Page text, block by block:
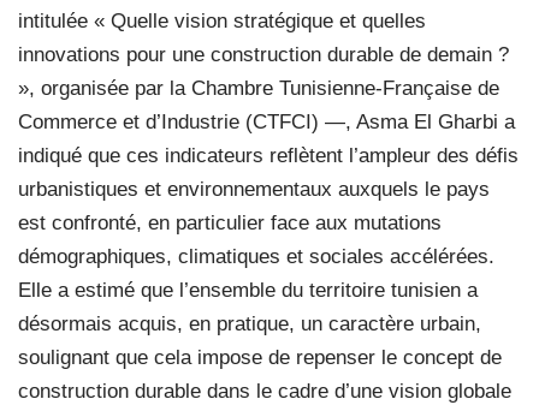
intitulée « Quelle vision stratégique et quelles
innovations pour une construction durable de demain ?
», organisée par la Chambre Tunisienne-Française de
Commerce et d’Industrie (CTFCI) —, Asma El Gharbi a
indiqué que ces indicateurs reflètent l’ampleur des défis
urbanistiques et environnementaux auxquels le pays
est confronté, en particulier face aux mutations
démographiques, climatiques et sociales accélérées.
Elle a estimé que l’ensemble du territoire tunisien a
désormais acquis, en pratique, un caractère urbain,
soulignant que cela impose de repenser le concept de
construction durable dans le cadre d’une vision globale